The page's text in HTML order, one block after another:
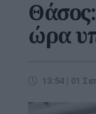
ώρα
13:54 | 01